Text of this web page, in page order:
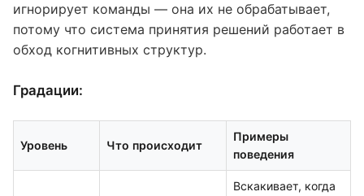
игнорирует команды — она их не обрабатывает,
потому что система принятия решений работает в
обход когнитивных структур.
Градации:
Уровень Что происходит
Примеры
поведения
Вскакивает, когда